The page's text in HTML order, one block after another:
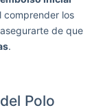
comprender los
de que
.
Polo